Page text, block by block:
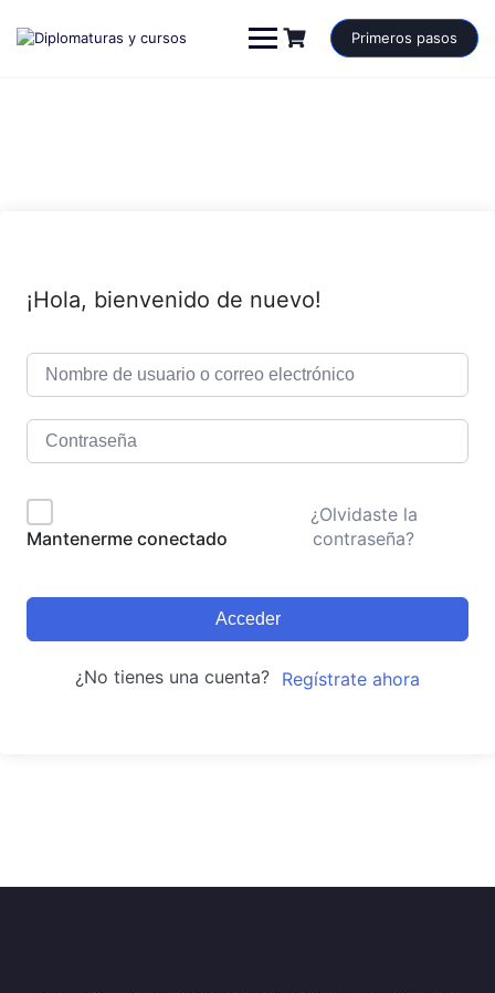
contenido
Primeros pasos
¡Hola, bienvenido de nuevo!
Mantenerme conectado
¿Olvidaste la
contraseña?
Acceder
¿No tienes una cuenta? Regístrate ahora